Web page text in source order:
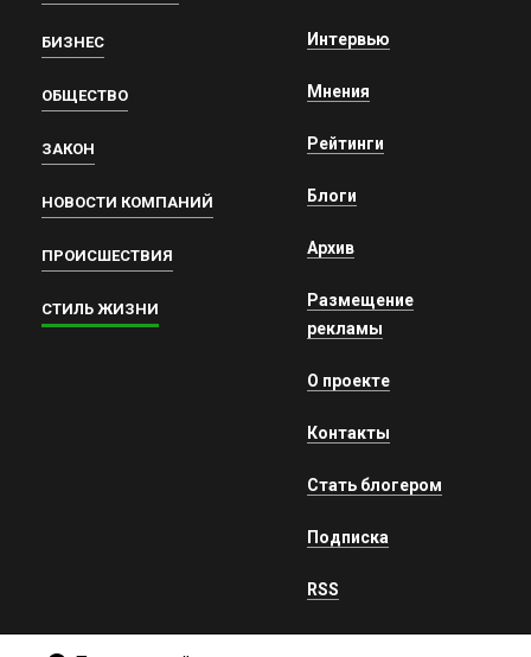
БИЗНЕС
ОБЩЕСТВО
ЗАКОН
НОВОСТИ КОМПАНИЙ
ПРОИСШЕСТВИЯ
СТИЛЬ ЖИЗНИ
Интервью
Мнения
Рейтинги
Блоги
Архив
Размещение
рекламы
О проекте
Контакты
Стать блогером
Подписка
RSS